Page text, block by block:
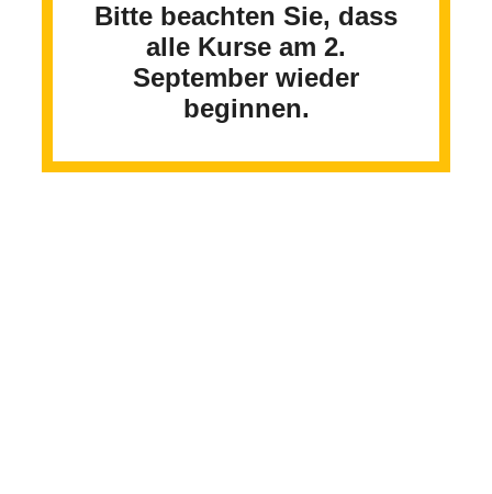
Bitte beachten Sie, dass
alle Kurse am 2.
September wieder
beginnen.